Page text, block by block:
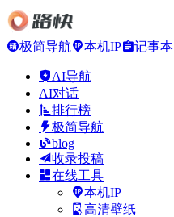
极简导航 本机IP 记事本
AI导航
AI对话
排行榜
极简导航
blog
收录投稿
在线工具
本机IP
高清壁纸